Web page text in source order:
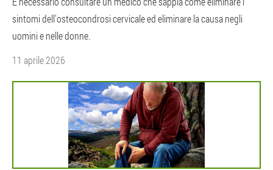
sintomi dell'osteocondrosi cervicale ed eliminare la causa negli
uomini e nelle donne.
11 aprile 2026